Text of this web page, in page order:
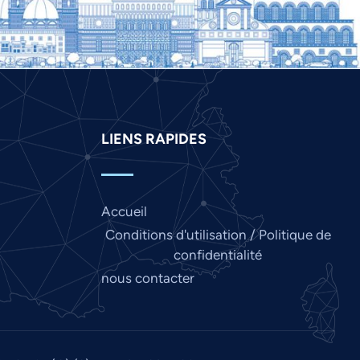
LIENS RAPIDES
Accueil
Conditions d'utilisation / Politique de
confidentialité
nous contacter
Chinese
Dutch
Finnish
German
Gujarati
Hindi
Indonesian
Japanese
Kannada